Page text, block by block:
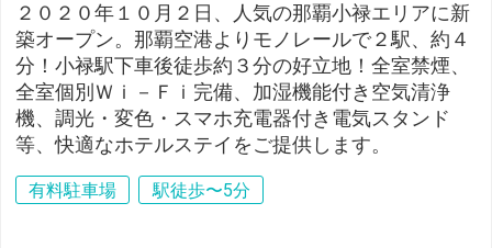
２０２０年１０月２日、人気の那覇小禄エリアに新
築オープン。那覇空港よりモノレールで２駅、約４
分！小禄駅下車後徒歩約３分の好立地！全室禁煙、
全室個別Ｗｉ－Ｆｉ完備、加湿機能付き空気清浄
機、調光・変色・スマホ充電器付き電気スタンド
等、快適なホテルステイをご提供します。
有料駐車場 駅徒歩〜5分